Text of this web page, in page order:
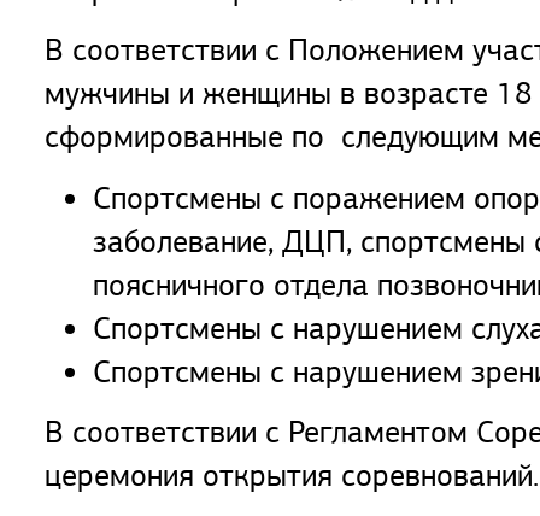
В соответствии с Положением
мужчины и женщины в возрасте
сформированные по следующим
Спортсмены с поражением
заболевание, ДЦП, спортсмены
поясничного отдела
Спортсмены с нарушением
Спортсмены с нарушением
В соответствии с Регламентом
церемония открытия соревнований.